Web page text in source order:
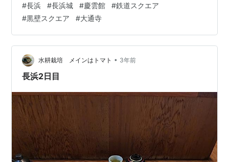
湖が綺麗に見えるはずなのですが、何も見えません
（笑） 駐車場からお城まで歩く間に見つけたお店で昼食
にすることにしました。 名物料理「焼き鯖そうめん」の
定食。 焼き鯖寿司なども付いて、思いがけず満足なお昼
ご飯。味はかなり濃い目ですが、美味しかったです。 こ
こから歩きます。 慶雲館に…
#長浜 #長浜城 #慶雲館 #鉄道スクエア
#黒壁スクエア #大通寺
水耕栽培 メインはトマト • 3年前
長浜2日目